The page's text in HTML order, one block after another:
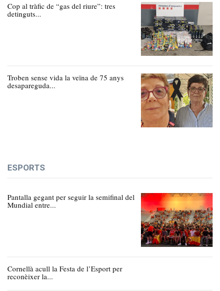
Cop al tràfic de “gas del riure”: tres
detinguts...
Troben sense vida la veïna de 75 anys
desapareguda...
ESPORTS
Pantalla gegant per seguir la semifinal del
Mundial entre...
Cornellà acull la Festa de l’Esport per
reconèixer la...